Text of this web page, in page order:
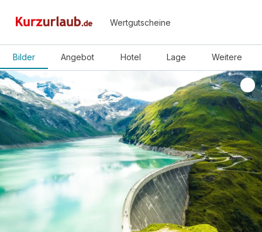
Wertgutscheine
Bilder Angebot Hotel Lage Weitere